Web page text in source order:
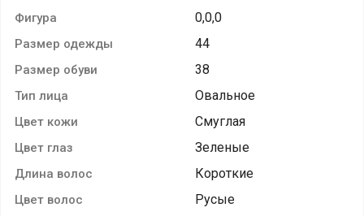
Фигура 0,0,0
Размер одежды 44
Размер обуви 38
Тип лица Овальное
Цвет кожи Смуглая
Цвет глаз Зеленые
Длина волос Короткие
Цвет волос Русые